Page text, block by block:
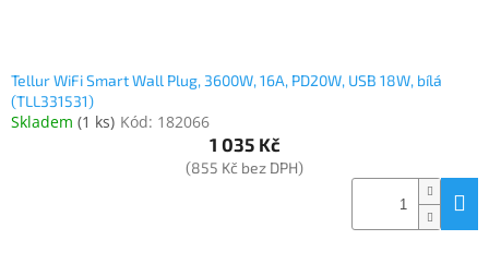
Tellur WiFi Smart Wall Plug, 3600W, 16A, PD20W, USB 18W, bílá
(TLL331531)
Skladem (1 ks) Kód: 182066
1 035 Kč
(855 Kč bez DPH)